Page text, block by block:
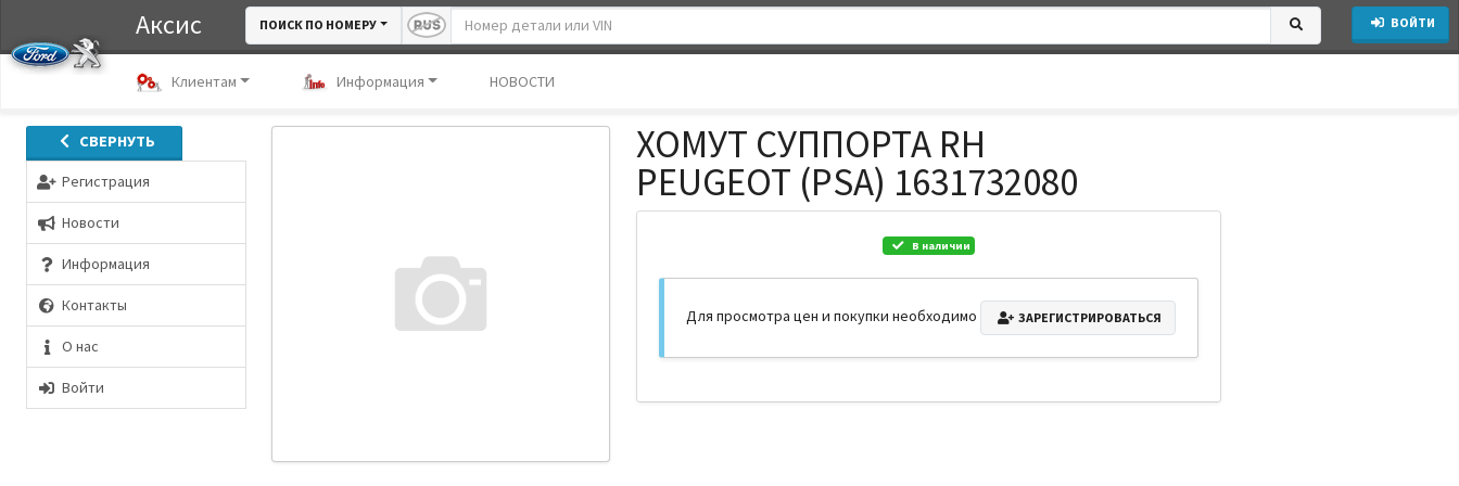
Аксис ПОИСК ПО НОМЕРУ ВОЙТИ
Клиентам Информация НОВОСТИ
СВЕРНУТЬ
Регистрация
Новости
Информация
Контакты
О нас
Войти
ХОМУТ СУППОРТА RH
PEUGEOT (PSA) 1631732080
В наличии
Для просмотра цен и покупки необходимо ЗАРЕГИСТРИРОВАТЬСЯ